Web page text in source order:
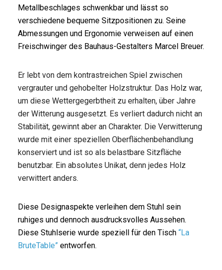
Metallbeschlages schwenkbar und lässt so
verschiedene bequeme Sitzpositionen zu. Seine
Abmessungen und Ergonomie verweisen auf einen
Freischwinger des Bauhaus-Gestalters Marcel Breuer.
Er lebt von dem kontrastreichen Spiel zwischen
vergrauter und gehobelter Holzstruktur. Das Holz war,
um diese Wettergegerbtheit zu erhalten, über Jahre
der Witterung ausgesetzt. Es verliert dadurch nicht an
Stabilität, gewinnt aber an Charakter. Die Verwitterung
wurde mit einer speziellen Oberflächenbehandlung
konserviert und ist so als belastbare Sitzfläche
benutzbar. Ein absolutes Unikat, denn jedes Holz
verwittert anders.
Diese Designaspekte verleihen dem Stuhl sein
ruhiges und dennoch ausdrucksvolles Aussehen.
Diese Stuhlserie wurde speziell für den Tisch “La
BruteTable” entworfen.